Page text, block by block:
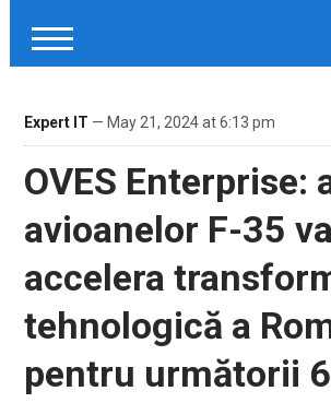
Expert IT — May 21, 2024 at 6:13 pm
OVES Enterprise:
avioanelor F-35 va
accelera
tehnologică a
pentru următorii